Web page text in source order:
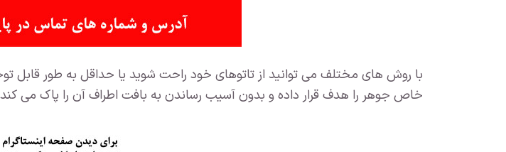
با روش های مختلف می توانید از تاتوهای خود راحت شوید یا حداقل به طور قابل
خاص جوهر را هدف قرار داده و بدون آسیب رساندن به بافت اطراف آن را پاک می